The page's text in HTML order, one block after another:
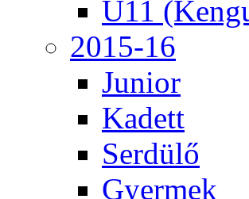
U11
2015-16
Junior
Kadett
Serdülő
Gyermek